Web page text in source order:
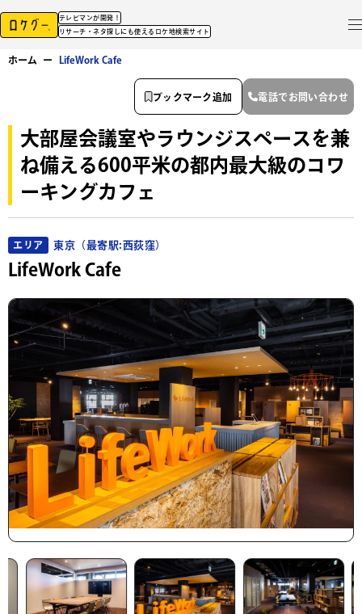
テレビマンが開発！
リサーチ・ネタ探しにも使えるロケ地検索サイト
ホーム ー LifeWork Cafe
大部屋会議室やラウンジスペースを兼
ね備える600平米の都内最大級のコワ
ーキングカフェ
エリア 東京（最寄駅:西荻窪）
LifeWork Cafe
ブックマーク追加 電話でお問い合わせ